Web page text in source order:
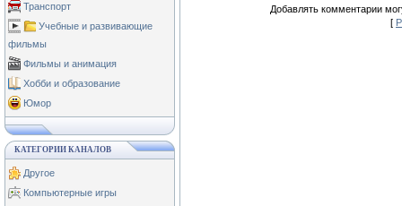
Транспорт
Учебные и развивающие
фильмы
Фильмы и анимация
Хобби и образование
Юмор
КАТЕГОРИИ КАНАЛОВ
Другое
Компьютерные игры
Добавлять комментарии
[